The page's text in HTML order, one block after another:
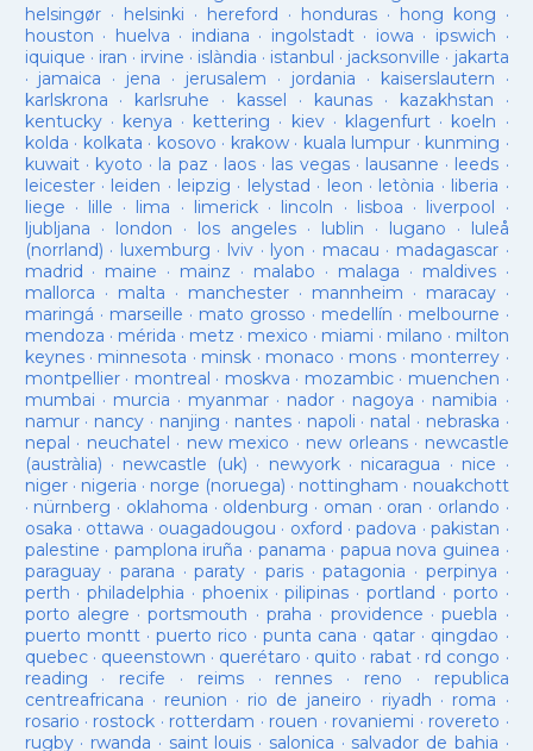
helsingør· helsinki · hereford · honduras· hong kong ·
houston · huelva · indiana · ingolstadt· iowa · ipswich ·
iquique · iran · irvine · islàndia · istanbul · jacksonville · jakarta
· jamaica · jena · jerusalem · jordania · kaiserslautern ·
karlskrona · karlsruhe · kassel · kaunas· kazakhstan ·
kentucky· kenya · kettering · kiev· klagenfurt · koeln ·
kolda · kolkata · kosovo · krakow· kuala lumpur · kunming ·
kuwait· kyoto · la paz · laos· las vegas· lausanne · leeds ·
leicester· leiden · leipzig · lelystad · leon · letònia · liberia ·
liege · lille · lima · limerick· lincoln · lisboa · liverpool ·
ljubljana · london · los angeles· lublin · lugano · luleå
(norrland) · luxemburg · lviv · lyon · macau · madagascar·
madrid · maine · mainz · malabo · malaga · maldives·
mallorca · malta · manchester· mannheim · maracay·
maringá · marseille · mato grosso · medellín · melbourne ·
mendoza · mérida · metz · mexico · miami · milano · milton
keynes· minnesota · minsk · monaco · mons · monterrey ·
montpellier· montreal · moskva · mozambic· muenchen ·
mumbai · murcia · myanmar· nador · nagoya · namibia ·
namur· nancy · nanjing · nantes · napoli · natal · nebraska ·
nepal · neuchatel · new mexico · new orleans· newcastle
(austràlia) · newcastle (uk) · newyork· nicaragua · nice ·
niger· nigeria · norge (noruega) · nottingham · nouakchott
· nürnberg · oklahoma · oldenburg · oman · oran · orlando ·
osaka · ottawa · ouagadougou · oxford ·padova ·pakistan ·
palestine · pamplona iruña · panama · papua nova guinea ·
paraguay· parana ·paraty · paris·patagonia · perpinya ·
perth ·philadelphia · phoenix·pilipinas ·portland · porto ·
porto alegre ·portsmouth ·praha · providence ·puebla ·
puerto montt· puerto rico ·punta cana · qatar · qingdao ·
quebec· queenstown · querétaro · quito · rabat · rd congo ·
reading · recife · reims· rennes · reno · republica
centreafricana · reunion · rio de janeiro · riyadh · roma ·
rosario · rostock · rotterdam · rouen · rovaniemi · rovereto ·
rugby· rwanda · saint louis · salonica · salvador de bahia ·